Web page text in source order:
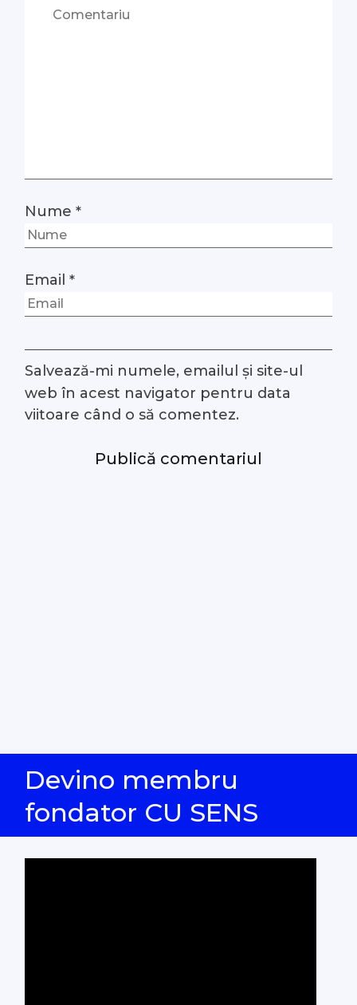
Nume*
Email*
Salvează-mi numele, emailul și site-ul
web în acest navigator pentru data
viitoare când o să comentez.
Devino membru
fondator CU SENS